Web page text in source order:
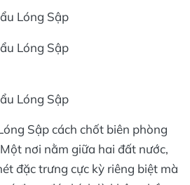
Sập cách chốt biên phòng
nơi nằm giữa hai đất nước,
đặc trưng cực kỳ riêng biệt mà